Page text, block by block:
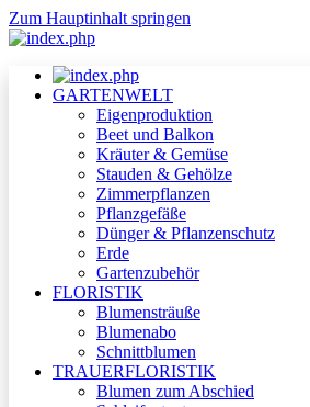
Zum Hauptinhalt springen
GARTENWELT
Eigenproduktion
Beet und Balkon
Kräuter & Gemüse
Stauden & Gehölze
Zimmerpflanzen
Pflanzgefäße
Dünger & Pflanzenschutz
Erde
Gartenzubehör
FLORISTIK
Blumensträuße
Blumenabo
Schnittblumen
TRAUERFLORISTIK
Blumen zum Abschied